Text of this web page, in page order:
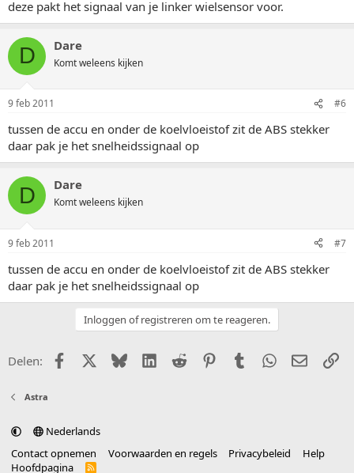
deze pakt het signaal van je linker wielsensor voor.
D Dare
Komt weleens kijken
9 feb 2011 #6
tussen de accu en onder de koelvloeistof zit de ABS stekker
daar pak je het snelheidssignaal op
D Dare
Komt weleens kijken
9 feb 2011 #7
tussen de accu en onder de koelvloeistof zit de ABS stekker
daar pak je het snelheidssignaal op
Inloggen of registreren om te reageren.
Delen: FacebookX (Twitter)
BlueskyLinkedIn
Reddit PinterestTumblr WhatsApp
E-mail
Astra
Nederlands
Contact opnemen
Voorwaarden en regels Privacybeleid
Help
Hoofdpagina
R